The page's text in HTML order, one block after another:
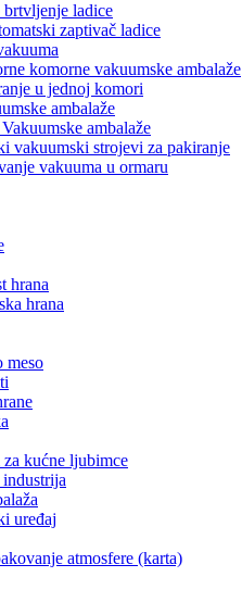
brtvljenje ladice
zaptivač ladice
komorne vakuumske ambalaže
u jednoj komori
ambalaže
ambalaže
vakuumski strojevi za pakiranje
vakuuma u ormaru
hrana
hrana
meso
kućne ljubimce
uređaj
atmosfere (karta)